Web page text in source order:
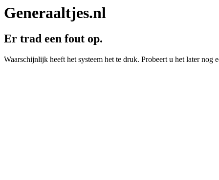
Generaaltjes.nl
Er trad een fout op.
Waarschijnlijk heeft het systeem het te druk. Probeert u het later nog